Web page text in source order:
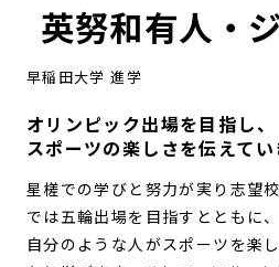
英努和有人・
早稲田大学 進学
オリンピック出場を目指し、
スポーツの楽しさを伝えてい
星槎での学びと努力が実り志望
では五輪出場を目指すとともに
自分のような人がスポーツを楽